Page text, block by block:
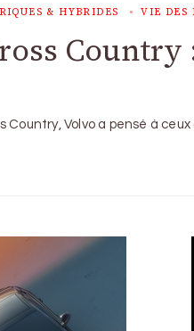
& HYBRIDES VIE DES
Country, Volvo a pensé à